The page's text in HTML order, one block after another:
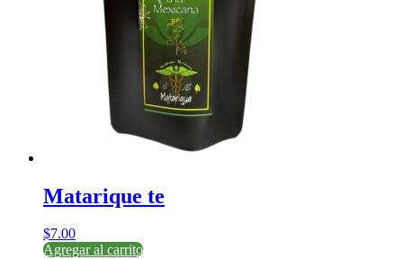
Matarique te
$7.00
Agregar al carrito